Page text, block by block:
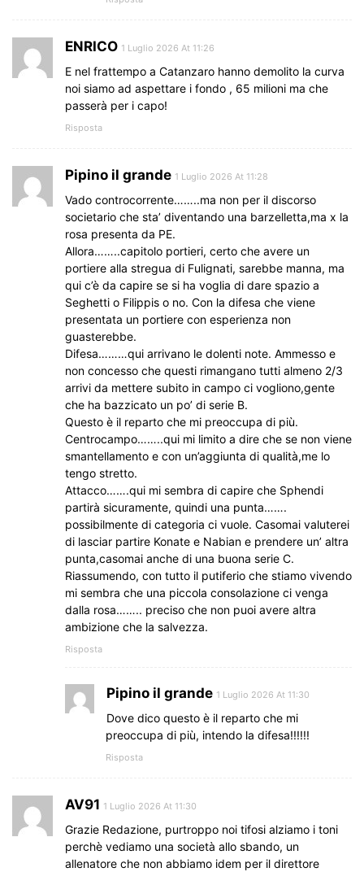
ENRICO 1 Luglio 2026 At 11:26
E nel frattempo a Catanzaro hanno demolito la curva
noi siamo ad aspettare i fondo , 65 milioni ma che
passerà per i capo!
Risposta
Pipino il grande 1 Luglio 2026 At 11:28
Vado controcorrente……..ma non per il discorso
societario che sta’ diventando una barzelletta,ma x la
rosa presenta da PE.
Allora……..capitolo portieri, certo che avere un
portiere alla stregua di Fulignati, sarebbe manna, ma
qui c’è da capire se si ha voglia di dare spazio a
Seghetti o Filippis o no. Con la difesa che viene
presentata un portiere con esperienza non
guasterebbe.
Difesa………qui arrivano le dolenti note. Ammesso e
non concesso che questi rimangano tutti almeno 2/3
arrivi da mettere subito in campo ci vogliono,gente
che ha bazzicato un po’ di serie B.
Questo è il reparto che mi preoccupa di più.
Centrocampo……..qui mi limito a dire che se non viene
smantellamento e con un’aggiunta di qualità,me lo
tengo stretto.
Attacco…….qui mi sembra di capire che Sphendi
partirà sicuramente, quindi una punta…….
possibilmente di categoria ci vuole. Casomai valuterei
di lasciar partire Konate e Nabian e prendere un’ altra
punta,casomai anche di una buona serie C.
Riassumendo, con tutto il putiferio che stiamo vivendo
mi sembra che una piccola consolazione ci venga
dalla rosa…….. preciso che non puoi avere altra
ambizione che la salvezza.
Risposta
Pipino il grande 1 Luglio 2026 At 11:30
Dove dico questo è il reparto che mi
preoccupa di più, intendo la difesa!!!!!!
Risposta
AV91 1 Luglio 2026 At 11:30
Grazie Redazione, purtroppo noi tifosi alziamo i toni
perchè vediamo una società allo sbando, un
allenatore che non abbiamo idem per il direttore